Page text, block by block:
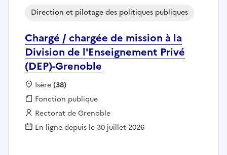
Chargé / chargée de mission à la
Division de l'Enseignement Privé
(DEP)-Grenoble
Direction et pilotage des politiques publiques
Localisation :
Isère(38)
Fonction publique :
Fonction publique
Employeur :
Rectorat de Grenoble
En ligne depuis le 30 juillet 2026